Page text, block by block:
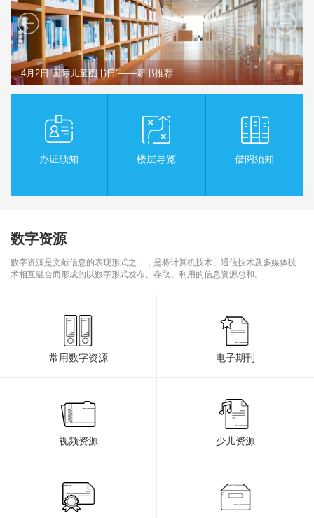
4月2日“国际儿童图书日”——新书推荐
办证须知 楼层导览 借阅须知
数字资源
数字资源是文献信息的表现形式之一，是将计算机技术、通信技术及多媒体技
术相互融合而形成的以数字形式发布、存取、利用的信息资源总和。
常用数字资源 电子期刊
视频资源 少儿资源